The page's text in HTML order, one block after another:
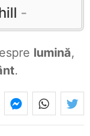
lumină,
.